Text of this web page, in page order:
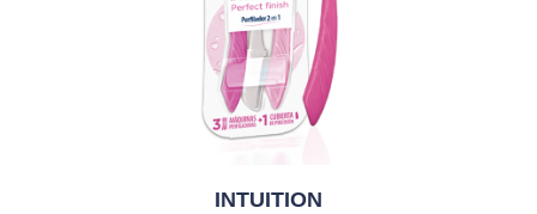
INTUITION